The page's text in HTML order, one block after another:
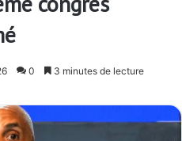
0 3 minutes de lecture